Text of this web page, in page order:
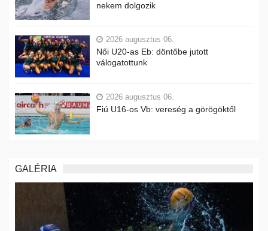
nekem dolgozik
2026 augusztus 06.
Női U20-as Eb: döntőbe jutott
válogatottunk
2026 augusztus 06.
Fiú U16-os Vb: vereség a görögöktől
GALÉRIA